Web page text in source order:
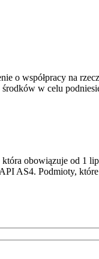
o współpracy na
w celu
obowiązuje od 1
AS4. Podmioty,